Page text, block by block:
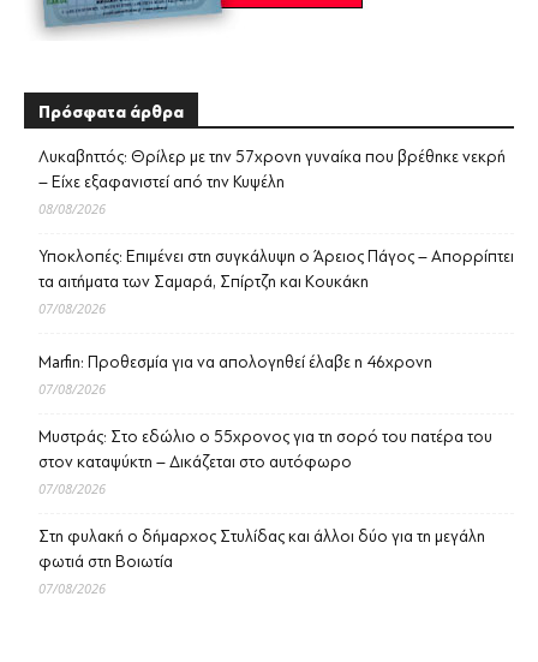
Πρόσφατα άρθρα
Λυκαβηττός: Θρίλερ με την 57χρονη γυναίκα που βρέθηκε νεκρή
– Είχε εξαφανιστεί από την Κυψέλη
08/08/2026
Υποκλοπές: Επιμένει στη συγκάλυψη ο Άρειος Πάγος – Απορρίπτει
τα αιτήματα των Σαμαρά, Σπίρτζη και Κουκάκη
07/08/2026
Marfin: Προθεσμία για να απολογηθεί έλαβε η 46χρονη
07/08/2026
Μυστράς: Στο εδώλιο ο 55χρονος για τη σορό του πατέρα του
στον καταψύκτη – Δικάζεται στο αυτόφωρο
07/08/2026
Στη φυλακή ο δήμαρχος Στυλίδας και άλλοι δύο για τη μεγάλη
φωτιά στη Βοιωτία
07/08/2026